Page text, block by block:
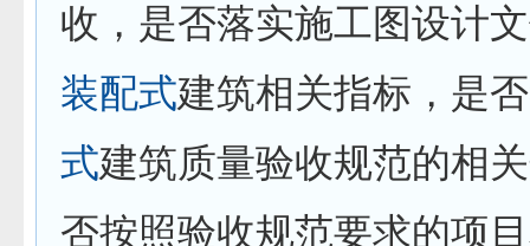
收，是否落实施工图设计
装配式建筑相关指标，是
式建筑质量验收规范的相
否按照验收规范要求的项